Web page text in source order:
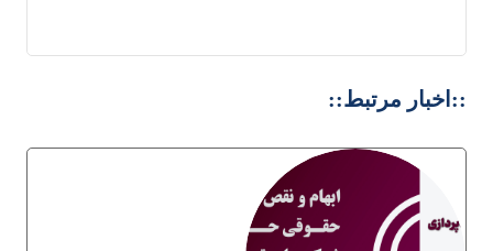
::اخبار مرتبط::